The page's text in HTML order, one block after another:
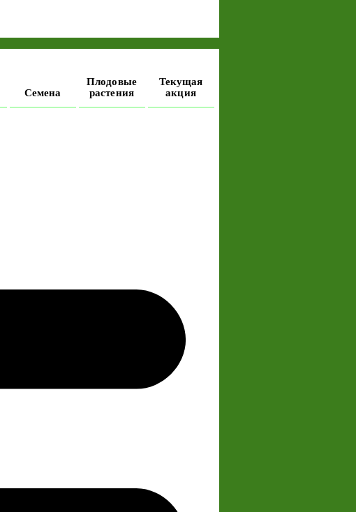
Семена
Плодовые
растения
Текущая
акция